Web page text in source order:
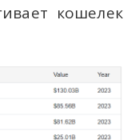
кошелек